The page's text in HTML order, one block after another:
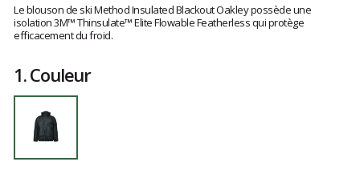
L
avis
clients
Le blouson de ski Method Insulated Blackout Oakley possède une
isolation 3M™ Thinsulate™ Elite Flowable Featherless qui protège
efficacement du froid.
1.Couleur